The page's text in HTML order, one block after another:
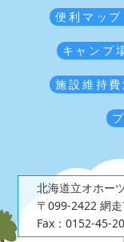
便利マップ
キャンプ
施設維持
北海道立オホー
〒099-2422 網
Fax：0152-45-